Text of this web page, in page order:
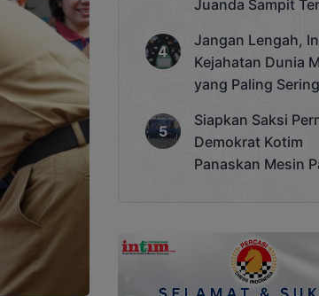
Juanda Sampit
Jangan Lengah,
Kejahatan Dunia
yang Paling Sering
Siapkan Saksi
Demokrat Kotim
Panaskan Mesin